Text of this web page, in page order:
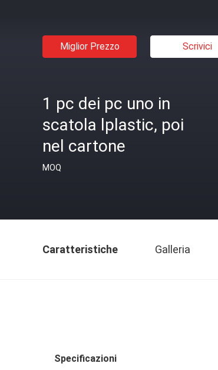
Miglior Prezzo Scrivici
1 pc dei pc uno in
scatola lplastic, poi
nel cartone
MOQ
Caratteristiche Galleria
Specificazioni